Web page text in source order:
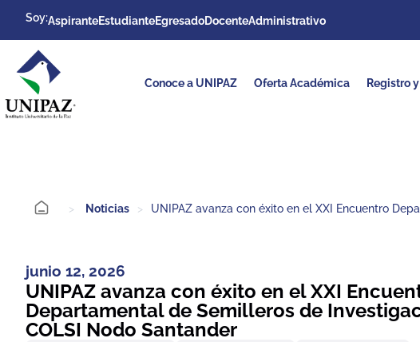
Soy:AspiranteEstudianteEgresadoDocenteAdministrativo
Conoce a UNIPAZ Oferta Académica Registro
> Noticias > UNIPAZ avanza con éxito en el XXI Encuentro
junio 12, 2026
UNIPAZ avanza con éxito en el XXI
Departamental de Semilleros de
COLSI Nodo Santander